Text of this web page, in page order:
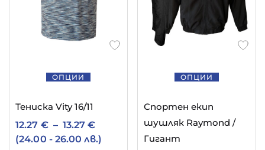
ОПЦИИ
Тениска Vity 16/11
12.27 € – 13.27€
(24.00 - 26.00 лв.)
ОПЦИИ
Спортен екип
шушляк Raymond /
Гигант